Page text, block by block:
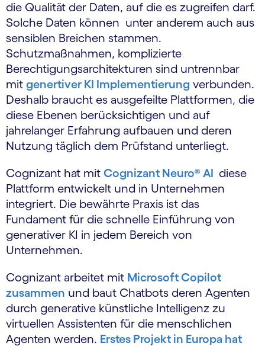
die Qualität der Daten, auf die es zugreifen darf.
Solche Daten können unter anderem auch aus
sensiblen Breichen stammen.
Schutzmaßnahmen, komplizierte
Berechtigungsarchitekturen sind untrennbar
mit genertiver KI Implementierung verbunden.
Deshalb braucht es ausgefeilte Plattformen, die
diese Ebenen berücksichtigen und auf
jahrelanger Erfahrung aufbauen und deren
Nutzung täglich dem Prüfstand unterliegt.
Cognizant hat mit Cognizant Neuro® AI diese
Plattform entwickelt und in Unternehmen
integriert. Die bewährte Praxis ist das
Fundament für die schnelle Einführung von
generativer KI in jedem Bereich von
Unternehmen.
Cognizant arbeitet mit Microsoft Copilot
zusammen und baut Chatbots deren Agenten
durch generative künstliche Intelligenz zu
virtuellen Assistenten für die menschlichen
Agenten werden. Erstes Projekt in Europa hat